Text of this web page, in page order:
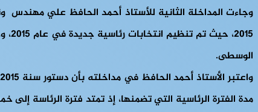
وجاءت المداخلة الثانية للأستاذ أحمد الحافظ علي مهندس
الوسطى.
مدة الفترة الرئاسية التي تضمنها، إذ تمتد فترة الرئاسة